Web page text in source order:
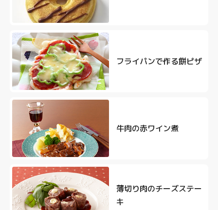
フライパンで作る餅ピザ
牛肉の赤ワイン煮
薄切り肉のチーズステー
キ